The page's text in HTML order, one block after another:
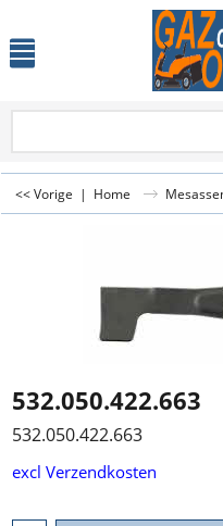
<< Vorige | Home
532.050.422.663
532.050.422.663
excl Verzendkosten